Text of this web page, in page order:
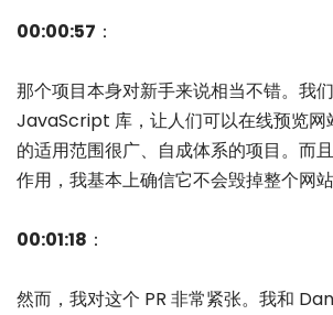
00:00:57 ：
那个项目本身对新手来说相当不错。我
JavaScript 库，让人们可以在线预览网
的适用范围很广、自成体系的项目。而
作用，我基本上确信它不会毁掉整个网站
00:01:18 ：
然而，我对这个 PR 非常紧张。我和